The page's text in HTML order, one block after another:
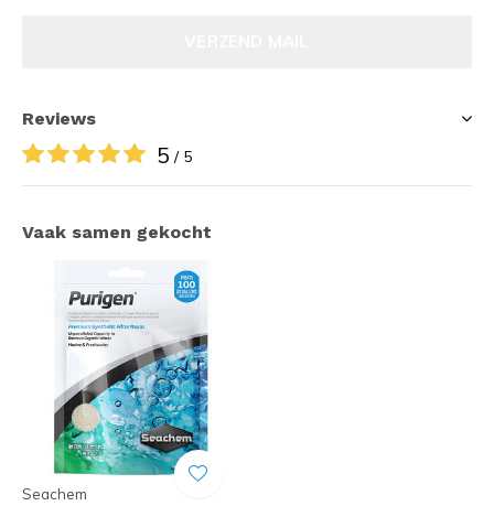
Reviews
5 / 5
Vaak samen gekocht
Seachem